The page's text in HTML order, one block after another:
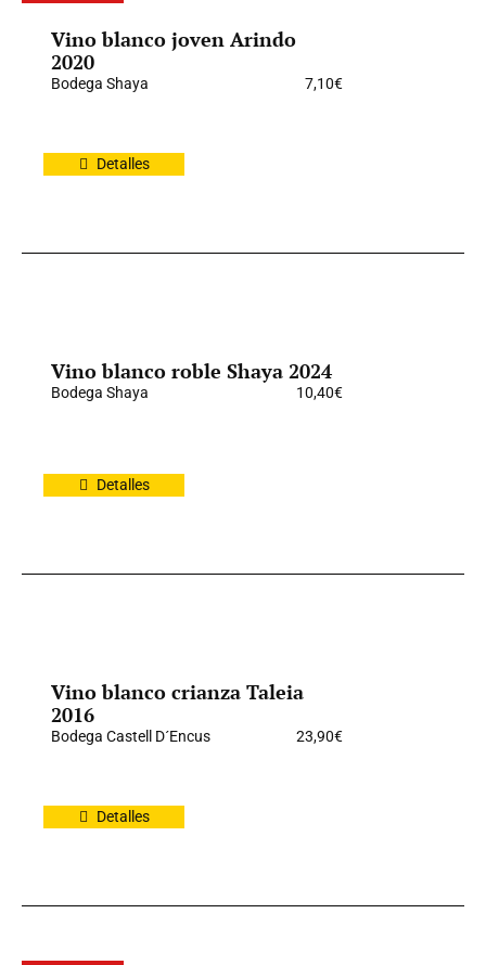
Vino blanco joven Arindo
2020
Bodega Shaya 7,10€
Detalles
Vino blanco roble Shaya 2024
Bodega Shaya 10,40€
Detalles
Vino blanco crianza Taleia
2016
Bodega Castell D´Encus 23,90€
Detalles